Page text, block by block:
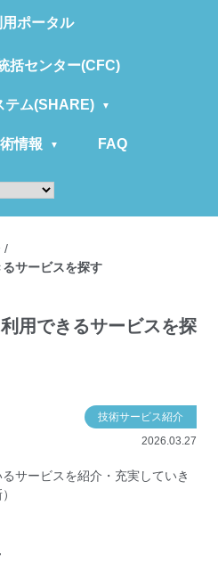
ポータル
括センター(CFC)
テム(SHARE)
情報 FAQ
/
サービスを探す
用できるサービスを探
技術サービス紹介
2026.03.27
サービスを紹介・充実していき